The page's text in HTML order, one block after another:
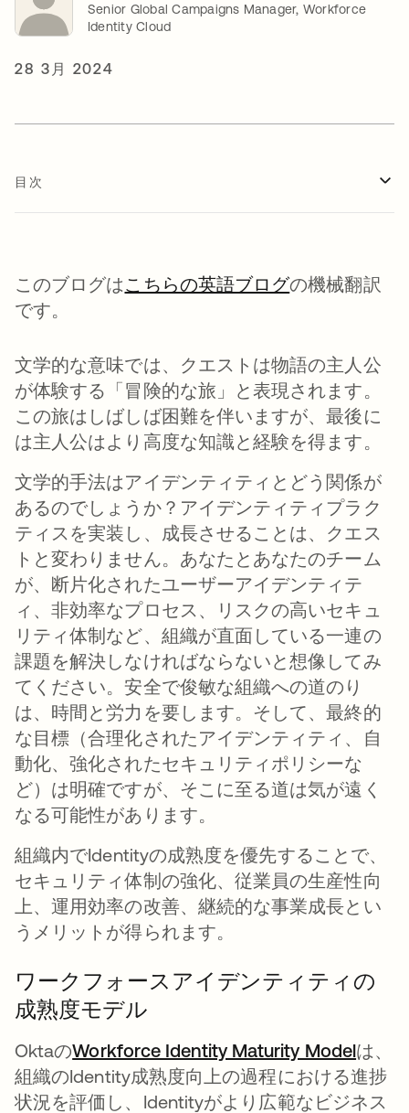
Senior Global Campaigns Manager, Workforce
Identity Cloud
28 3月 2024
目次
このブログはこちらの英語ブログの機械翻訳
です。
文学的な意味では、クエストは物語の主人公
が体験する「冒険的な旅」と表現されます。
この旅はしばしば困難を伴いますが、最後に
は主人公はより高度な知識と経験を得ます。
文学的手法はアイデンティティとどう関係が
あるのでしょうか？アイデンティティプラク
ティスを実装し、成長させることは、クエス
トと変わりません。あなたとあなたのチーム
が、断片化されたユーザーアイデンティテ
ィ、非効率なプロセス、リスクの高いセキュ
リティ体制など、組織が直面している一連の
課題を解決しなければならないと想像してみ
てください。安全で俊敏な組織への道のり
は、時間と労力を要します。そして、最終的
な目標（合理化されたアイデンティティ、自
動化、強化されたセキュリティポリシーな
ど）は明確ですが、そこに至る道は気が遠く
なる可能性があります。
組織内でIdentityの成熟度を優先することで、
セキュリティ体制の強化、従業員の生産性向
上、運用効率の改善、継続的な事業成長とい
うメリットが得られます。
ワークフォースアイデンティティの
成熟度モデル
OktaのWorkforce Identity Maturity Model新し
は、
組織のIdentity成熟度向上の過程における進捗
状況を評価し、Identityがより広範なビジネス